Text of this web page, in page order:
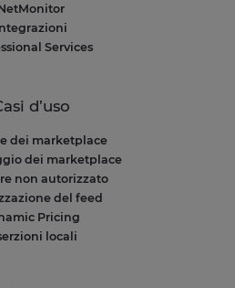
Services
d’uso
dei marketplace
dei marketplace
non autorizzato
del feed
Pricing
locali